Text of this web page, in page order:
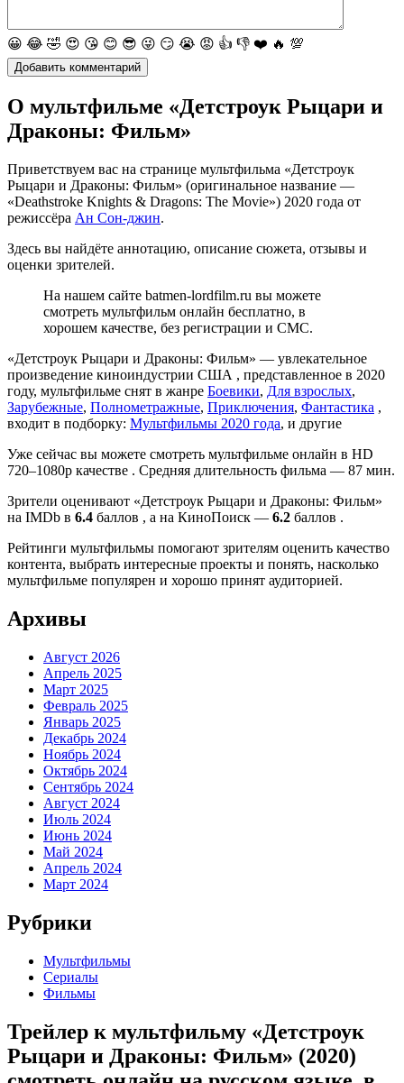
😀 😂 🤣 😍 😘 😊 😎 😜 😏 😭 😡 👍 👎 ❤️ 🔥 💯
О мультфильме «Детстроук Рыцари и
Драконы: Фильм»
Приветствуем вас на странице мультфильма «Детстроук
Рыцари и Драконы: Фильм» (оригинальное название —
«Deathstroke Knights & Dragons: The Movie») 2020 года от
режиссёра Ан Сон-джин.
Здесь вы найдёте аннотацию, описание сюжета, отзывы и
оценки зрителей.
На нашем сайте batmen-lordfilm.ru вы можете
смотреть мультфильм онлайн бесплатно, в
хорошем качестве, без регистрации и СМС.
«Детстроук Рыцари и Драконы: Фильм» — увлекательное
произведение киноиндустрии США , представленное в 2020
году, мультфильме снят в жанре Боевики, Для взрослых,
Зарубежные, Полнометражные, Приключения, Фантастика ,
входит в подборку: Мультфильмы 2020 года, и другие
Уже сейчас вы можете смотреть мультфильме онлайн в HD
720–1080p качестве . Средняя длительность фильма — 87 мин.
Зрители оценивают «Детстроук Рыцари и Драконы: Фильм»
на IMDb в 6.4 баллов , а на КиноПоиск — 6.2 баллов .
Рейтинги мультфильмы помогают зрителям оценить качество
контента, выбрать интересные проекты и понять, насколько
мультфильме популярен и хорошо принят аудиторией.
Архивы
Август 2026
Апрель 2025
Март 2025
Февраль 2025
Январь 2025
Декабрь 2024
Ноябрь 2024
Октябрь 2024
Сентябрь 2024
Август 2024
Июль 2024
Июнь 2024
Май 2024
Апрель 2024
Март 2024
Рубрики
Мультфильмы
Сериалы
Фильмы
Трейлер к мультфильму «Детстроук
Рыцари и Драконы: Фильм» (2020)